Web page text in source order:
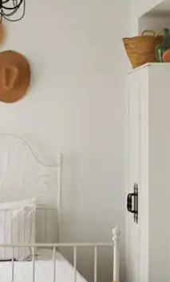
hacia arriba y hacia